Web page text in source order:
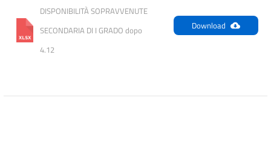
DISPONIBILITÀ SOPRAVVENUTE
SECONDARIA DI I GRADO dopo
4.12
Download